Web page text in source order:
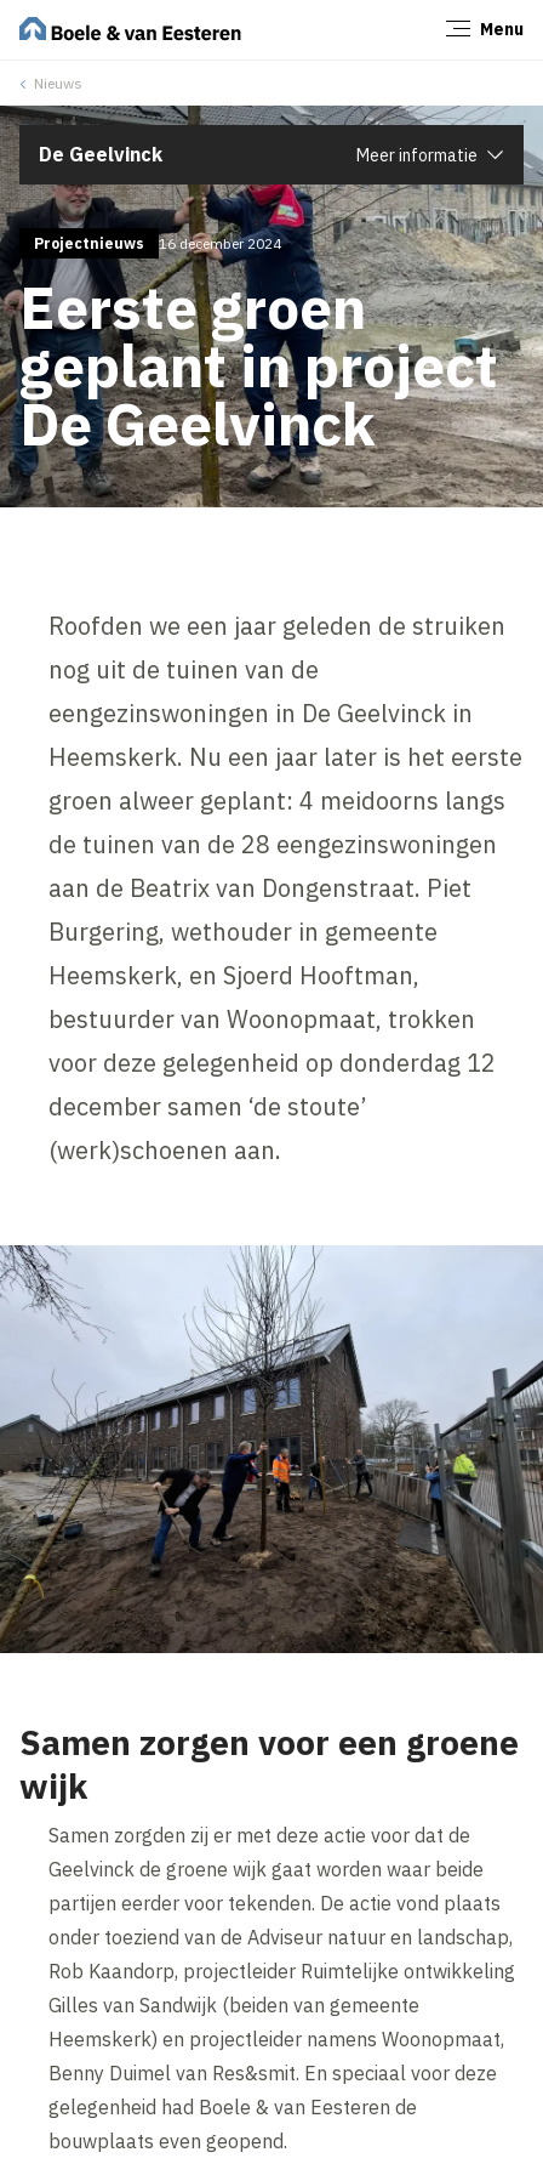
Menu
Nieuws
De Geelvinck Meer informatie
Projectnieuws 16 december 2024
Eerste groen
geplant in project
De Geelvinck
Roofden we een jaar geleden de struiken
nog uit de tuinen van de
eengezinswoningen in De Geelvinck in
Heemskerk. Nu een jaar later is het eerste
groen alweer geplant: 4 meidoorns langs
de tuinen van de 28 eengezinswoningen
aan de Beatrix van Dongenstraat. Piet
Burgering, wethouder in gemeente
Heemskerk, en Sjoerd Hooftman,
bestuurder van Woonopmaat, trokken
voor deze gelegenheid op donderdag 12
december samen ‘de stoute’
(werk)schoenen aan.
Samen zorgen voor een groene
wijk
Samen zorgden zij er met deze actie voor dat de
Geelvinck de groene wijk gaat worden waar beide
partijen eerder voor tekenden. De actie vond plaats
onder toeziend van de Adviseur natuur en landschap,
Rob Kaandorp, projectleider Ruimtelijke ontwikkeling
Gilles van Sandwijk (beiden van gemeente
Heemskerk) en projectleider namens Woonopmaat,
Benny Duimel van Res&smit. En speciaal voor deze
gelegenheid had Boele & van Eesteren de
bouwplaats even geopend.
Sluiten